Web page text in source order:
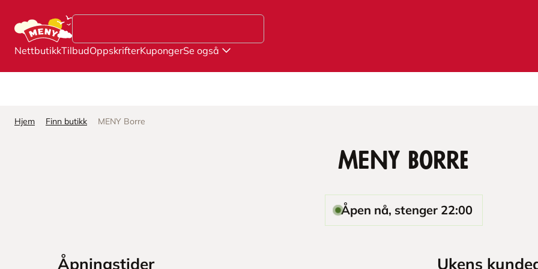
NettbutikkTilbudOppskrifterKupongerSe også
Hjem Finn butikk MENY Borre
MENY Borre
Åpen nå, stenger 22:00
Åpningstider Ukens